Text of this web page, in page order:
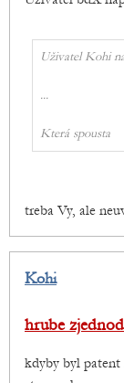
Uživatel Kohi
...
Která spousta
treba Vy, ale
Kohi
hrube
kdyby byl patent